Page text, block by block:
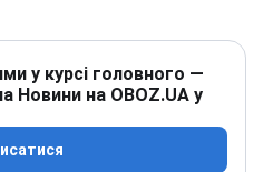
у курсі головного —
Новини на OBOZ.UA у